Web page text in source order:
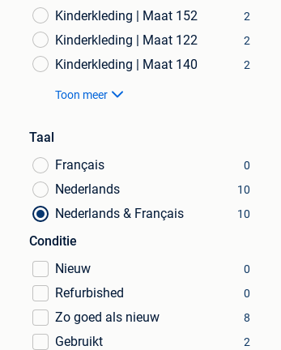
Kinderkleding | Maat 152 2
Kinderkleding | Maat 122 2
Kinderkleding | Maat 140 2
Toon meer
Taal
Français
0
Nederlands 10
Nederlands & Français 10
Conditie
Nieuw
0
Refurbished 0
Zo goed als nieuw 8
Gebruikt 2